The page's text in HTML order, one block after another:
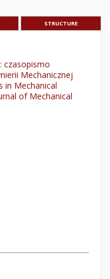
STRUCTURE
czasopismo
Mechanicznej
in Mechanical
of Mechanical